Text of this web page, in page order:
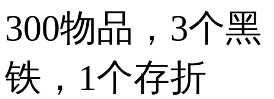
300物品，3个黑
铁，1个存折